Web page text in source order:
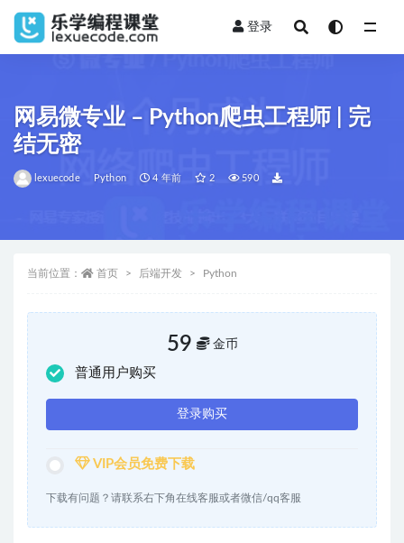
登录
网易微专业 – Python爬虫工程师 | 完
结无密
lexuecode Python 4 年前 2 590
当前位置： 首页 后端开发 Python
59 金币
普通用户购买
登录购买
VIP会员免费下载
下载有问题？请联系右下角在线客服或者微信/qq客服